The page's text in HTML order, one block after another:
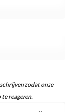
zodat onze
reageren.